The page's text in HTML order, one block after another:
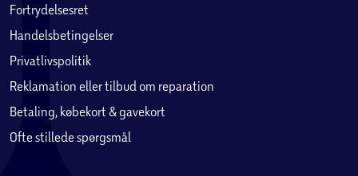
Fortrydelsesret
Handelsbetingelser
Privatlivspolitik
Reklamation eller tilbud om reparation
Betaling, købekort & gavekort
Ofte stillede spørgsmål